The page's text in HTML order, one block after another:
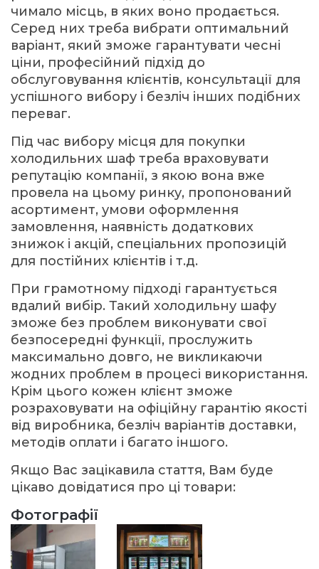
чимало місць, в яких воно продається.
Серед них треба вибрати оптимальний
варіант, який зможе гарантувати чесні
ціни, професійний підхід до
обслуговування клієнтів, консультації для
успішного вибору і безліч інших подібних
переваг.
Під час вибору місця для покупки
холодильних шаф треба враховувати
репутацію компанії, з якою вона вже
провела на цьому ринку, пропонований
асортимент, умови оформлення
замовлення, наявність додаткових
знижок і акцій, спеціальних пропозицій
для постійних клієнтів і т.д.
При грамотному підході гарантується
вдалий вибір. Такий холодильну шафу
зможе без проблем виконувати свої
безпосередні функції, прослужить
максимально довго, не викликаючи
жодних проблем в процесі використання.
Крім цього кожен клієнт зможе
розраховувати на офіційну гарантію якості
від виробника, безліч варіантів доставки,
методів оплати і багато іншого.
Якщо Вас зацікавила стаття, Вам буде
цікаво довідатися про ці товари:
Фотографії